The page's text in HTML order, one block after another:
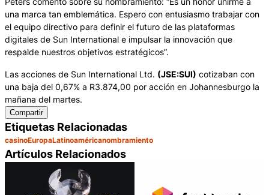
una marca tan emblemática. Espero con entusiasmo trabajar con
el equipo directivo para definir el futuro de las plataformas
digitales de Sun International e impulsar la innovación que
respalde nuestros objetivos estratégicos”.
Las acciones de Sun International Ltd. (JSE:SUI) cotizaban con
una baja del 0,67% a R3.874,00 por acción en Johannesburgo la
mañana del martes.
Compartir
Etiquetas Relacionadas
casinoEuropaLatinoaméricanombramiento
Artículos Relacionados